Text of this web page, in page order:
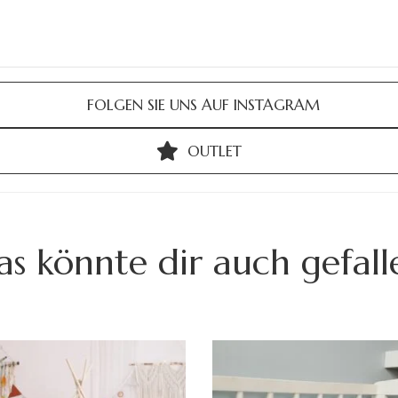
FOLGEN SIE UNS AUF INSTAGRAM
OUTLET
könnte dir auch